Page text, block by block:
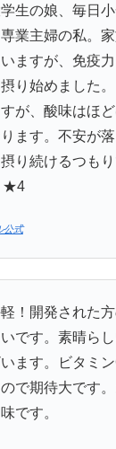
生の娘、毎日
業主婦の私。
ますが、免疫
り始めました
が、酸味はほ
ます。不安が
り続けるつもり
★4
公式
！開発された
です。素晴ら
ます。ビタミ
で期待大です
です。